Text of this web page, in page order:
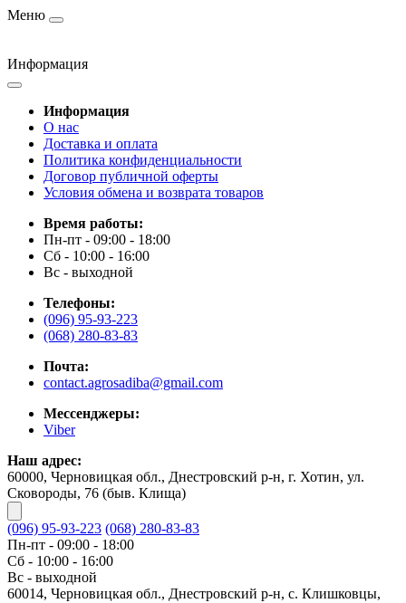
Меню
Информация
Информация
О нас
Доставка и оплата
Политика конфиденциальности
Договор публичной оферты
Условия обмена и возврата товаров
Время работы:
Пн-пт - 09:00 - 18:00
Сб - 10:00 - 16:00
Вс - выходной
Телефоны:
(096) 95-93-223
(068) 280-83-83
Почта:
contact.agrosadiba@gmail.com
Мессенджеры:
Viber
Наш адрес:
60000, Черновицкая обл., Днестровский р-н, г. Хотин, ул.
Сковороды, 76 (быв. Клища)
(096) 95-93-223 (068) 280-83-83
Пн-пт - 09:00 - 18:00
Сб - 10:00 - 16:00
Вс - выходной
60014, Черновицкая обл., Днестровский р-н, с. Клишковцы,